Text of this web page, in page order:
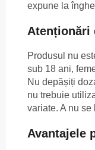
expune la
Atenționări
Produsul nu
sub 18 ani,
Nu depășiți
nu trebuie
variate. A nu
Avantajele